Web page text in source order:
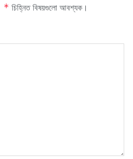
* চিহ্নিত বিষয়গুলো আবশ্যক।